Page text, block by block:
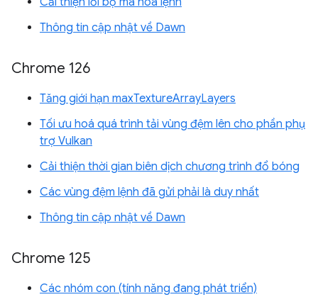
Thông tin cập nhật về Dawn
Chrome 126
Tăng giới hạn maxTextureArrayLayers
Tối ưu hoá quá trình tải vùng đệm lên cho phần phụ
trợ Vulkan
Cải thiện thời gian biên dịch chương trình đổ bóng
Các vùng đệm lệnh đã gửi phải là duy nhất
Thông tin cập nhật về Dawn
Chrome 125
Các nhóm con (tính năng đang phát triển)